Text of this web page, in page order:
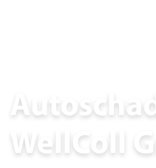
WellColl